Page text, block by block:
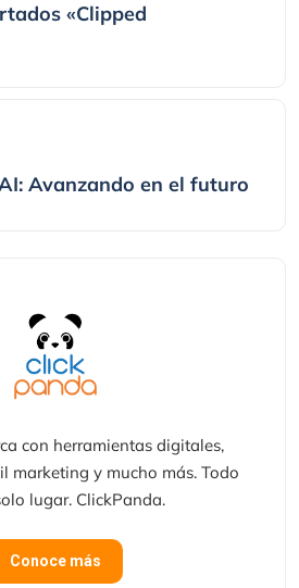
«Clipped
Avanzando en el futuro
con herramientas digitales,
marketing y mucho más. Todo
lugar. ClickPanda.
Conoce más